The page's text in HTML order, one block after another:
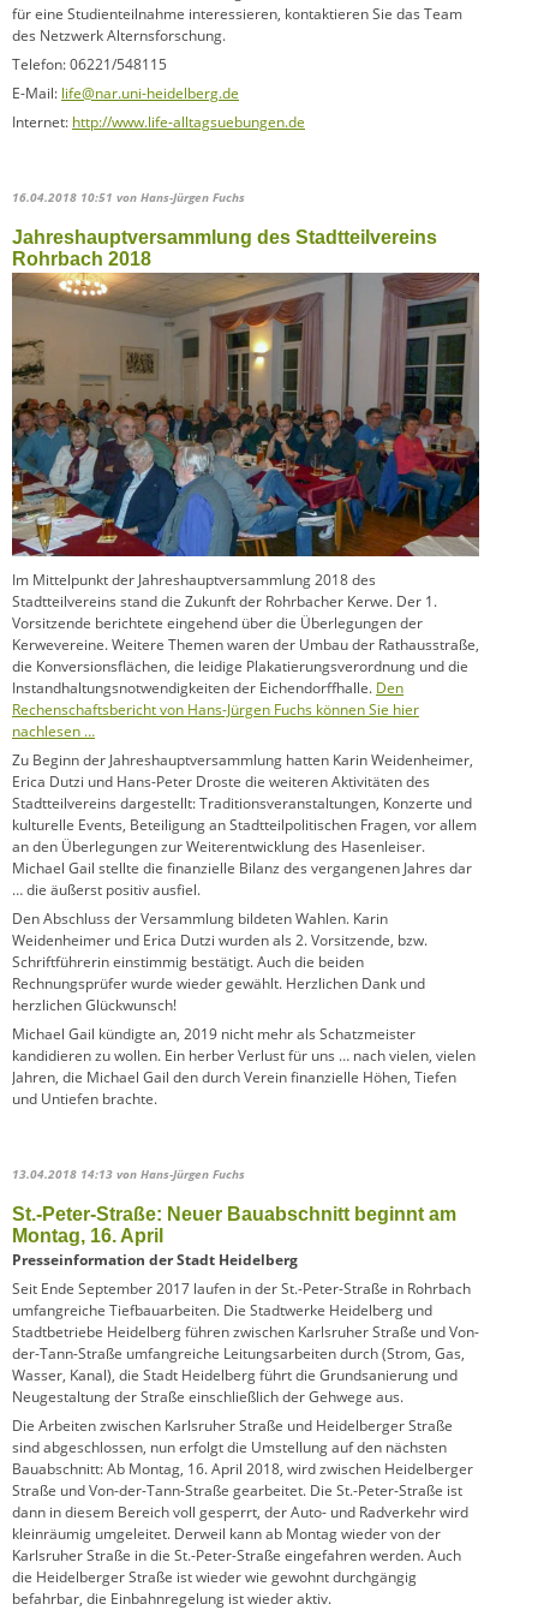
für eine Studienteilnahme interessieren, kontaktieren Sie das Team
des Netzwerk Alternsforschung.
Telefon: 06221/548115
E-Mail: life@nar.uni-heidelberg.de
Internet: http://www.life-alltagsuebungen.de
16.04.2018 10:51 von Hans-Jürgen Fuchs
Jahreshauptversammlung des Stadtteilvereins
Rohrbach 2018
Im Mittelpunkt der Jahreshauptversammlung 2018 des
Stadtteilvereins stand die Zukunft der Rohrbacher Kerwe. Der 1.
Vorsitzende berichtete eingehend über die Überlegungen der
Kerwevereine. Weitere Themen waren der Umbau der Rathausstraße,
die Konversionsflächen, die leidige Plakatierungsverordnung und die
Instandhaltungsnotwendigkeiten der Eichendorffhalle. Den
Rechenschaftsbericht von Hans-Jürgen Fuchs können Sie hier
nachlesen …
Zu Beginn der Jahreshauptversammlung hatten Karin Weidenheimer,
Erica Dutzi und Hans-Peter Droste die weiteren Aktivitäten des
Stadtteilvereins dargestellt: Traditionsveranstaltungen, Konzerte und
kulturelle Events, Beteiligung an Stadtteilpolitischen Fragen, vor allem
an den Überlegungen zur Weiterentwicklung des Hasenleiser.
Michael Gail stellte die finanzielle Bilanz des vergangenen Jahres dar
… die äußerst positiv ausfiel.
Den Abschluss der Versammlung bildeten Wahlen. Karin
Weidenheimer und Erica Dutzi wurden als 2. Vorsitzende, bzw.
Schriftführerin einstimmig bestätigt. Auch die beiden
Rechnungsprüfer wurde wieder gewählt. Herzlichen Dank und
herzlichen Glückwunsch!
Michael Gail kündigte an, 2019 nicht mehr als Schatzmeister
kandidieren zu wollen. Ein herber Verlust für uns … nach vielen, vielen
Jahren, die Michael Gail den durch Verein finanzielle Höhen, Tiefen
und Untiefen brachte.
13.04.2018 14:13 von Hans-Jürgen Fuchs
St.-Peter-Straße: Neuer Bauabschnitt beginnt am
Montag, 16. April
Presseinformation der Stadt Heidelberg
Seit Ende September 2017 laufen in der St.-Peter-Straße in Rohrbach
umfangreiche Tiefbauarbeiten. Die Stadtwerke Heidelberg und
Stadtbetriebe Heidelberg führen zwischen Karlsruher Straße und Von-
der-Tann-Straße umfangreiche Leitungsarbeiten durch (Strom, Gas,
Wasser, Kanal), die Stadt Heidelberg führt die Grundsanierung und
Neugestaltung der Straße einschließlich der Gehwege aus.
Die Arbeiten zwischen Karlsruher Straße und Heidelberger Straße
sind abgeschlossen, nun erfolgt die Umstellung auf den nächsten
Bauabschnitt: Ab Montag, 16. April 2018, wird zwischen Heidelberger
Straße und Von-der-Tann-Straße gearbeitet. Die St.-Peter-Straße ist
dann in diesem Bereich voll gesperrt, der Auto- und Radverkehr wird
kleinräumig umgeleitet. Derweil kann ab Montag wieder von der
Karlsruher Straße in die St.-Peter-Straße eingefahren werden. Auch
die Heidelberger Straße ist wieder wie gewohnt durchgängig
befahrbar, die Einbahnregelung ist wieder aktiv.